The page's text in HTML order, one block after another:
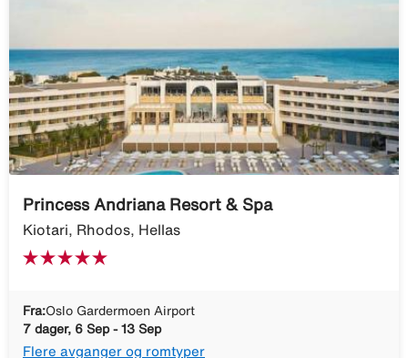
Princess Andriana Resort & Spa
Kiotari, Rhodos, Hellas
Fra:Oslo Gardermoen Airport
7 dager, 6 Sep - 13 Sep
Flere avganger og romtyper